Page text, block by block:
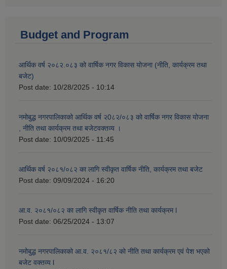
Budget and Program
आर्थिक वर्ष २०८२.०८३ को वार्षिक नगर विकास योजना (नीति, कार्यक्रम तथा
बजेट)
Post date: 10/28/2025 - 10:14
नमोबुद्ध नगरपालिकाको आर्थिक वर्ष २0८२/०८३ को वार्षिक नगर विकास योजना
, नीति तथा कार्यक्रम तथा बजेटवक्तव्य ।
Post date: 10/09/2025 - 11:45
आर्थिक वर्ष २०८१/०८२ का लागि स्वीकृत वार्षिक नीति, कार्यक्रम तथा बजेट
Post date: 09/09/2024 - 16:20
आ.व. २०८१/०८२ का लागि स्वीकृत वार्षिक नीति तथा कार्यक्रम l
Post date: 06/25/2024 - 13:07
नमोबुद्ध नगरपालिकाको आ‍.व. २०८१/८२ को नीति तथा कार्यक्रम एवं पेश भएको
बजेट वक्तव्य l